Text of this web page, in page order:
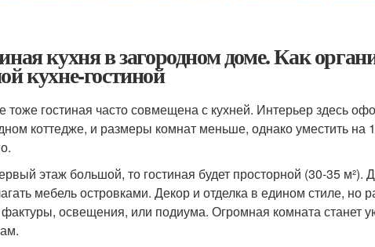
кухня в загородном доме. Как
кухне-гостиной
тоже гостиная часто совмещена с кухней. Интерьер здесь
коттедже, и размеры комнат меньше, однако уместить
этаж большой, то гостиная будет просторной (30-35 м²).
мебель островками. Декор и отделка в едином стиле, но
фактуры, освещения, или подиума. Огромная комната станет